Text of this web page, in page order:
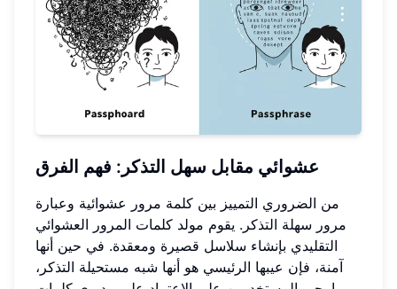
عشوائي مقابل سهل التذكر: فهم الفرق
من الضروري التمييز بين كلمة مرور عشوائية وعبارة
مرور سهلة التذكر. يقوم مولد كلمات المرور العشوائي
التقليدي بإنشاء سلاسل قصيرة ومعقدة. في حين أنها
آمنة، فإن عيبها الرئيسي هو أنها شبه مستحيلة التذكر،